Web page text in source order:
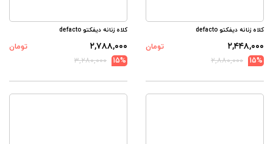
کلاه زنانه دیفکتو defacto
۲,۴۴۸,۰۰۰
تومان
15%
۲,۸۸۰,۰۰۰
کلاه زنانه دیفکتو defacto
۲,۷۸۸,۰۰۰
تومان
15%
۳,۲۸۰,۰۰۰